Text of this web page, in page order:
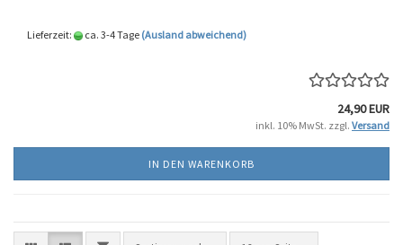
Lieferzeit: ca. 3-4 Tage (Ausland abweichend)
24,90 EUR
inkl. 10% MwSt. zzgl. Versand
IN DEN WARENKORB